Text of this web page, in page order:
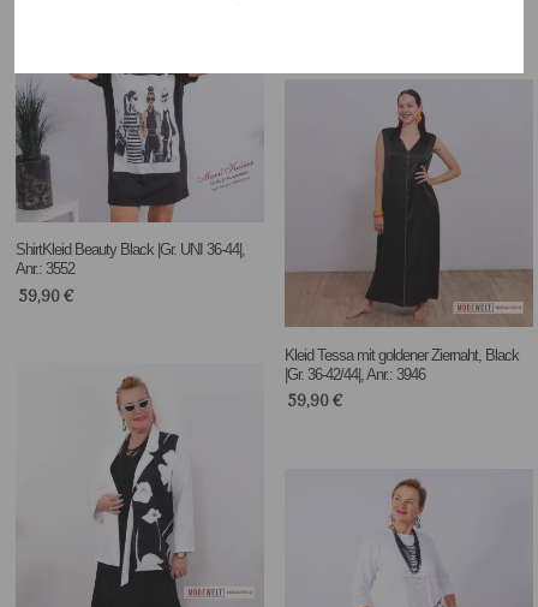
ShirtKleid Beauty Black |Gr. UNI 36-44|,
Anr.: 3552
59,90€
Kleid Tessa mit goldener Ziernaht, Black
|Gr. 36-42/44|, Anr.: 3946
59,90€